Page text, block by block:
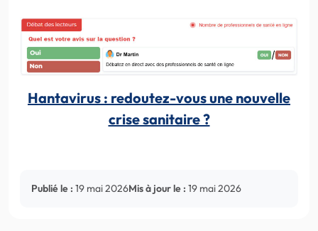
Hantavirus : redoutez-vous une nouvelle
crise sanitaire ?
Publié le : 19 mai 2026Mis à jour le : 19 mai 2026